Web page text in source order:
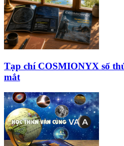
Tạp chí COSMIONYX số
mắt